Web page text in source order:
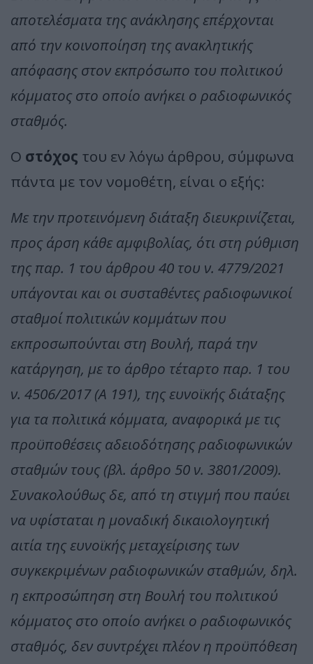
αποτελέσματα της ανάκλησης επέρχονται
από την κοινοποίηση της ανακλητικής
απόφασης στον εκπρόσωπο του πολιτικού
κόμματος στο οποίο ανήκει ο ραδιοφωνικός
σταθμός.
Ο στόχος του εν λόγω άρθρου, σύμφωνα
πάντα με τον νομοθέτη, είναι ο εξής:
Με την προτεινόμενη διάταξη διευκρινίζεται,
προς άρση κάθε αμφιβολίας, ότι στη ρύθμιση
της παρ. 1 του άρθρου 40 του ν. 4779/2021
υπάγονται και οι συσταθέντες ραδιοφωνικοί
σταθμοί πολιτικών κομμάτων που
εκπροσωπούνται στη Βουλή, παρά την
κατάργηση, με το άρθρο τέταρτο παρ. 1 του
ν. 4506/2017 (Α 191), της ευνοϊκής διάταξης
για τα πολιτικά κόμματα, αναφορικά με τις
προϋποθέσεις αδειοδότησης ραδιοφωνικών
σταθμών τους (βλ. άρθρο 50 ν. 3801/2009).
Συνακολούθως δε, από τη στιγμή που παύει
να υφίσταται η μοναδική δικαιολογητική
αιτία της ευνοϊκής μεταχείρισης των
συγκεκριμένων ραδιοφωνικών σταθμών, δηλ.
η εκπροσώπηση στη Βουλή του πολιτικού
κόμματος στο οποίο ανήκει ο ραδιοφωνικός
σταθμός, δεν συντρέχει πλέον η προϋπόθεση